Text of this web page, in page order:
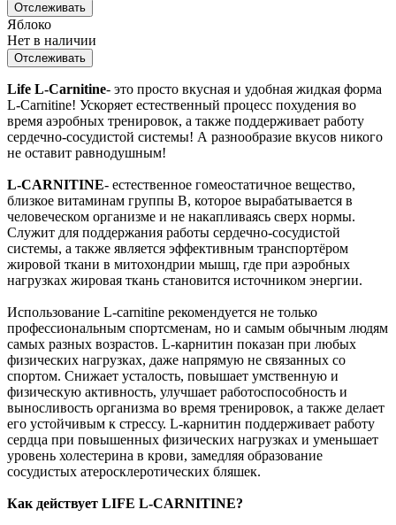
Отслеживать
Яблоко
Нет в наличии
Отслеживать
Life L-Carnitine- это просто вкусная и удобная жидкая форма
L-Carnitine! Ускоряет естественный процесс похудения во
время аэробных тренировок, а также поддерживает работу
сердечно-сосудистой системы! А разнообразие вкусов никого
не оставит равнодушным!
L-CARNITINE- естественное гомеостатичное вещество,
близкое витаминам группы B, которое вырабатывается в
человеческом организме и не накапливаясь сверх нормы.
Служит для поддержания работы сердечно-сосудистой
системы, а также является эффективным транспортёром
жировой ткани в митохондрии мышц, где при аэробных
нагрузках жировая ткань становится источником энергии.
Использование L-carnitine рекомендуется не только
профессиональным спортсменам, но и самым обычным людям
самых разных возрастов. L-карнитин показан при любых
физических нагрузках, даже напрямую не связанных со
спортом. Снижает усталость, повышает умственную и
физическую активность, улучшает работоспособность и
выносливость организма во время тренировок, а также делает
его устойчивым к стрессу. L-карнитин поддерживает работу
сердца при повышенных физических нагрузках и уменьшает
уровень холестерина в крови, замедляя образование
сосудистых атеросклеротических бляшек.
Как действует LIFE L-CARNITINE?